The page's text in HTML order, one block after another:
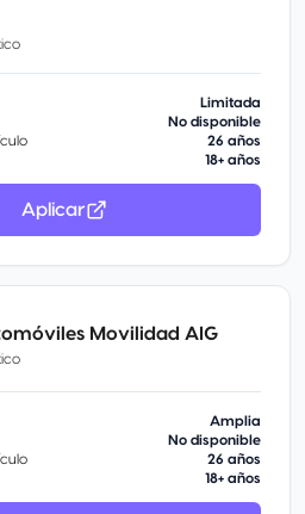
Limitada
No disponible
26 años
18+ años
Aplicar
Movilidad AIG
Amplia
No disponible
26 años
18+ años